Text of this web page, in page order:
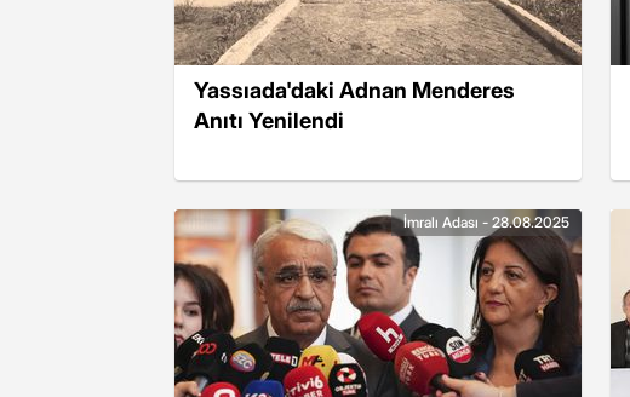
Yassıada'daki Adnan Menderes
Anıtı Yenilendi
İmralı Adası - 28.08.2025